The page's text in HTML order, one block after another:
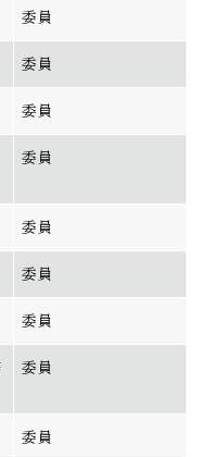
委員
委員
委員
委員
委員
委員
委員
委員
委員